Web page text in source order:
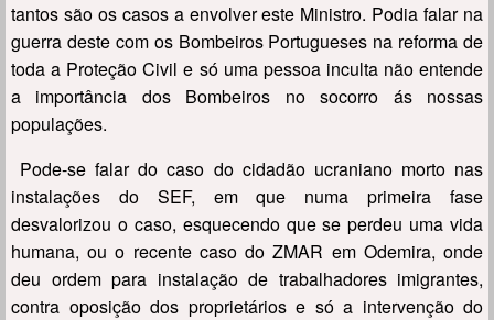
tantos são os casos a envolver este Ministro. Podia falar na
guerra deste com os Bombeiros Portugueses na reforma de
toda a Proteção Civil e só uma pessoa inculta não entende
a importância dos Bombeiros no socorro ás nossas
populações.
Pode-se falar do caso do cidadão ucraniano morto nas
instalações do SEF, em que numa primeira fase
desvalorizou o caso, esquecendo que se perdeu uma vida
humana, ou o recente caso do ZMAR em Odemira, onde
deu ordem para instalação de trabalhadores imigrantes,
contra oposição dos proprietários e só a intervenção do